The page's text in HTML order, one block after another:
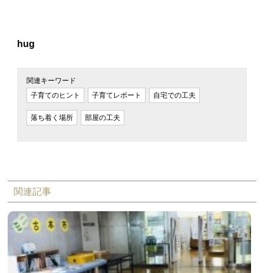
hug
関連キーワード
子育てのヒント
子育てレポート 自宅での工夫
落ち着く場所 部屋の工夫
関連記事